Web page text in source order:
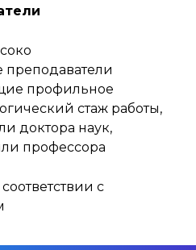
профильное
стаж работы,
доктора наук,
профессора
соответствии с